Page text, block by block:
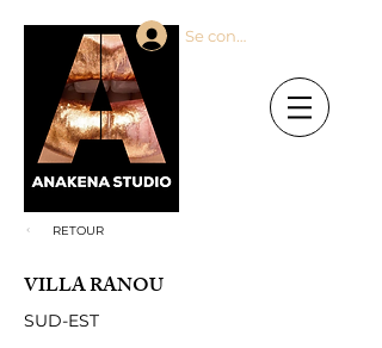
Se connecter
RETOUR
VILLA RANOU
SUD-EST